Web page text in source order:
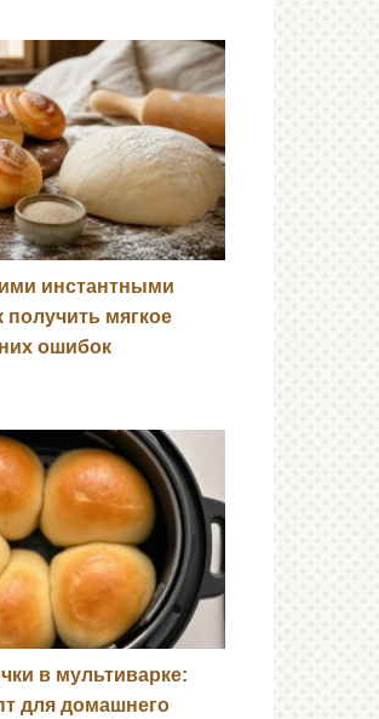
инстантными
мягкое
ошибок
в мультиварке:
для домашнего